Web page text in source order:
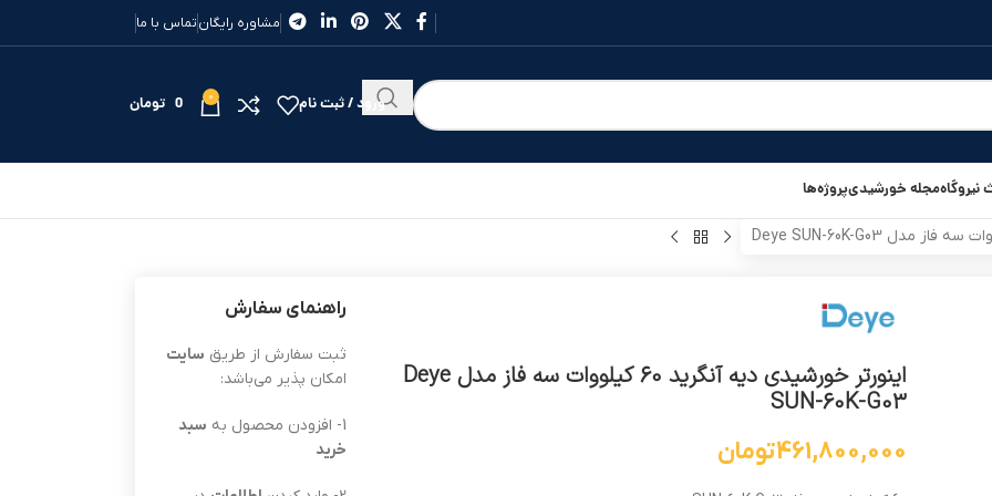
مشاوره رایگانتماس با ما
ورود / ثبت نام 0
0 تومان
مجله خورشیدیپروژه‌ها
اینورتر خورشیدی دیه آنگرید 60 کیلووات سه فاز مدل Deye
SUN-60K-G03
461,800,000تومان
راهنمای سفارش
ثبت سفارش از طریق سایت
امکان پذیر می‌باشد:
1- افزودن محصول به
سبد
خرید